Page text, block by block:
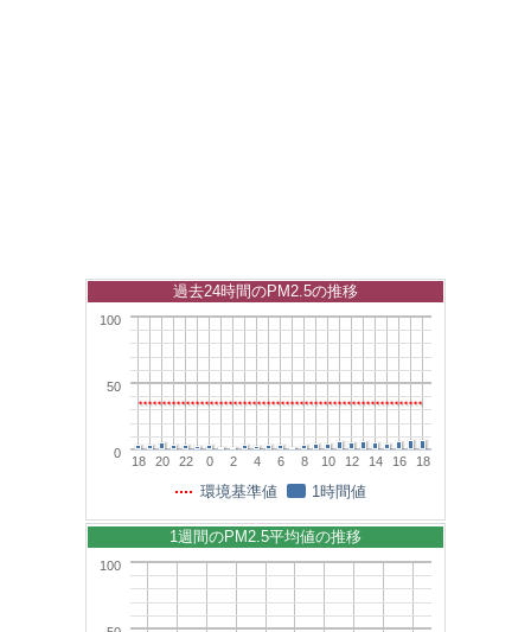
18 20 22 0 2 4 6 8 10 12 14 16 18
0
50
100
過去24時間のPM2.5の推移
環境基準値 1時間値
100
1週間のPM2.5平均値の推移